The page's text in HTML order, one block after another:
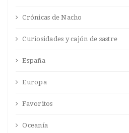
Crónicas de Nacho
Curiosidades y cajón de sastre
España
Europa
Favoritos
Oceanía